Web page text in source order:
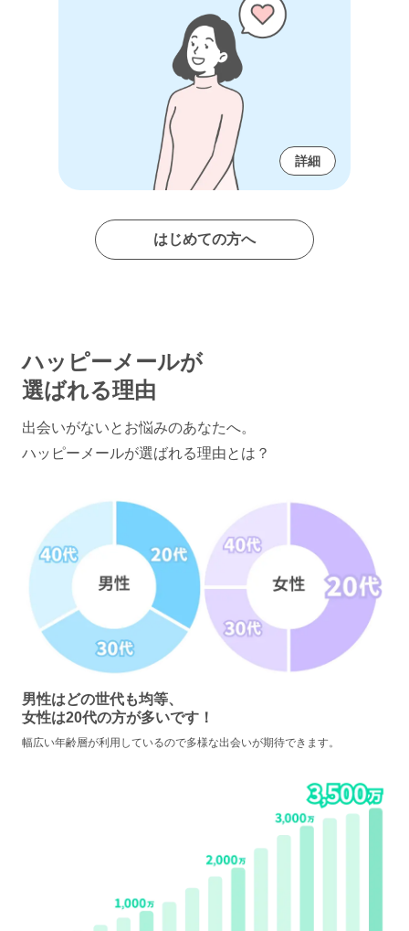
詳細
はじめての方へ
ハッピーメールが
選ばれる理由
出会いがないとお悩みのあなたへ。
ハッピーメールが選ばれる理由とは？
男性はどの世代も均等、
女性は20代の方が多いです！
幅広い年齢層が利用しているので多様な出会いが期待できます。